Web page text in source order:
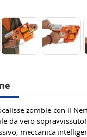
zombie con il
da vero
meccanica